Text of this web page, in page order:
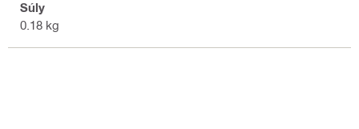
Súly
0.18 kg